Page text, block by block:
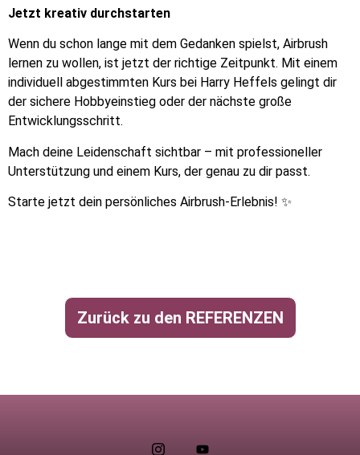
Jetzt kreativ durchstarten
Wenn du schon lange mit dem Gedanken spielst, Airbrush
lernen zu wollen, ist jetzt der richtige Zeitpunkt. Mit einem
individuell abgestimmten Kurs bei Harry Heffels gelingt dir
der sichere Hobbyeinstieg oder der nächste große
Entwicklungsschritt.
Mach deine Leidenschaft sichtbar – mit professioneller
Unterstützung und einem Kurs, der genau zu dir passt.
Starte jetzt dein persönliches Airbrush-Erlebnis! ✨
Zurück zu den REFERENZEN